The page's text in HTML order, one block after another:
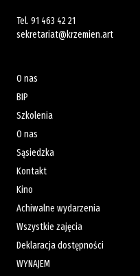
Tel. 91 463 42 21
sekretariat@krzemien.art
O nas
BIP
Szkolenia
O nas
Sąsiedzka
Kontakt
Kino
Achiwalne wydarzenia
Wszystkie zajęcia
Deklaracja dostępności
WYNAJEM